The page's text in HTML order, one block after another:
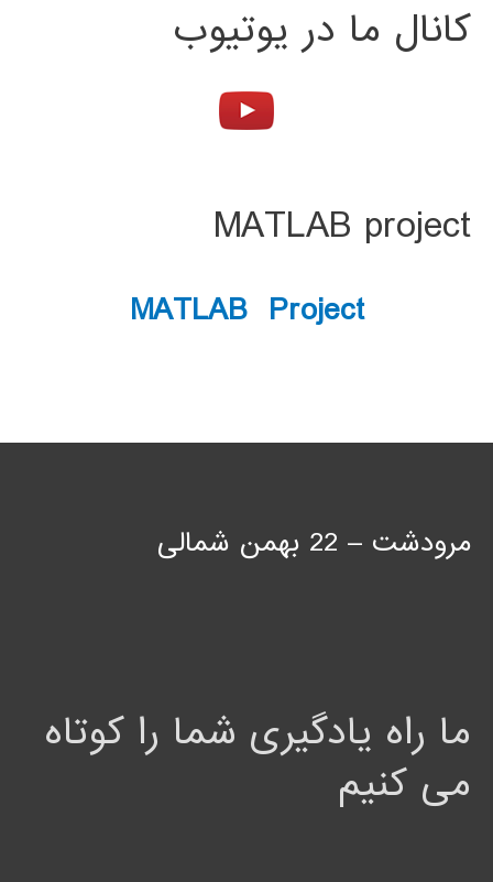
کانال ما در یوتیوب
MATLAB project
MATLAB Project
مرودشت – 22 بهمن شمالی
ما راه یادگیری شما را کوتاه
می کنیم